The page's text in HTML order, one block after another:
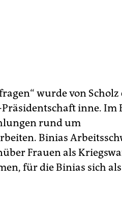
wurde von
inne. Im
rund um
Binias
Frauen als
für die Binias sich